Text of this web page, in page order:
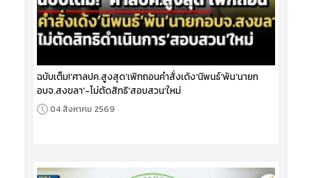
ฉบับเต็ม!‘ศาลปค.สูงสุด’เพิกถอนคำสั่งเด้ง‘นิพนธ์’พ้น‘นายก
อบจ.สงขลา’-ไม่ตัดสิทธิ‘สอบสวน’ใหม่
04 สิงหาคม 2569